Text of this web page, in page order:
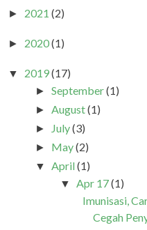
► 2021 (2)
► 2020(1)
▼ 2019(17)
►September(1)
►August(1)
► July(3)
► May(2)
▼ April(1)
▼ Apr 17(1)
Imunisasi,
Cegah